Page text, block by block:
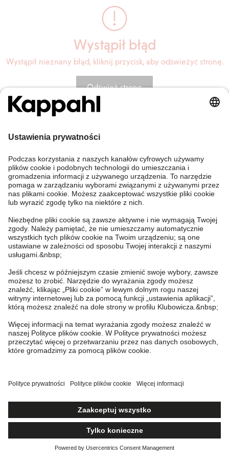
Wystąpił błąd
Wystąpił nieznany błąd, kliknij przycisk, aby odświeżyć stronę.
Odśwież stronę